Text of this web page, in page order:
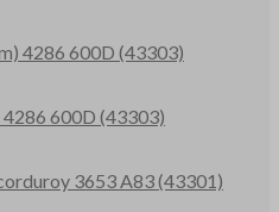
4286 600D (43303)